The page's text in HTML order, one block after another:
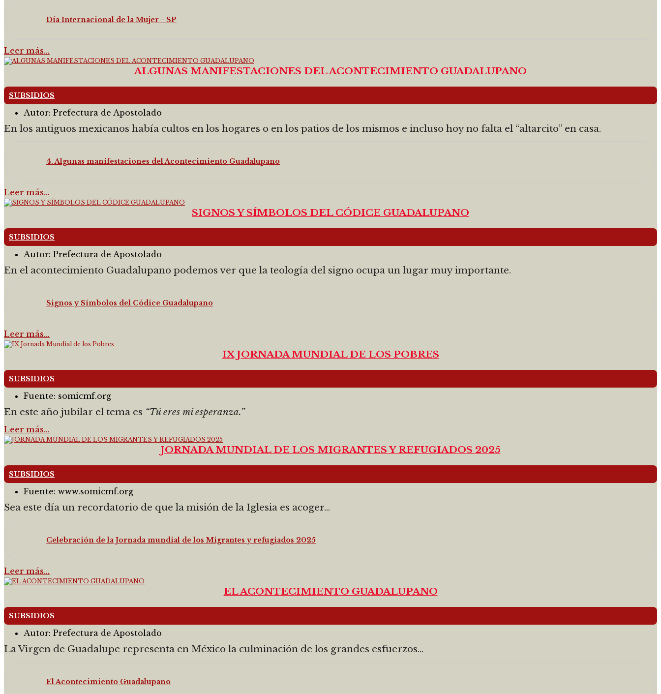
Día Internacional de la Mujer - SP
Leer más…
ALGUNAS MANIFESTACIONES DEL ACONTECIMIENTO GUADALUPANO
SUBSIDIOS
Autor: Prefectura de Apostolado
En los antiguos mexicanos había cultos en los hogares o en los patios de los mismos e incluso hoy no falta el “altarcito” en casa.
4. Algunas manifestaciones del Acontecimiento Guadalupano
Leer más…
SIGNOS Y SÍMBOLOS DEL CÓDICE GUADALUPANO
SUBSIDIOS
Autor: Prefectura de Apostolado
En el acontecimiento Guadalupano podemos ver que la teología del signo ocupa un lugar muy importante.
Signos y Símbolos del Códice Guadalupano
Leer más…
IX JORNADA MUNDIAL DE LOS POBRES
SUBSIDIOS
Fuente: somicmf.org
En este año jubilar el tema es “Tú eres mi esperanza.”
Leer más…
JORNADA MUNDIAL DE LOS MIGRANTES Y REFUGIADOS 2025
SUBSIDIOS
Fuente: www.somicmf.org
Sea este día un recordatorio de que la misión de la Iglesia es acoger...
Celebración de la Jornada mundial de los Migrantes y refugiados 2025
Leer más…
EL ACONTECIMIENTO GUADALUPANO
SUBSIDIOS
Autor: Prefectura de Apostolado
La Virgen de Guadalupe representa en México la culminación de los grandes esfuerzos...
El Acontecimiento Guadalupano